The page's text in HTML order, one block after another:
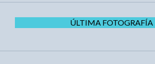
ÚLTIMA FOTOGRAFÍA